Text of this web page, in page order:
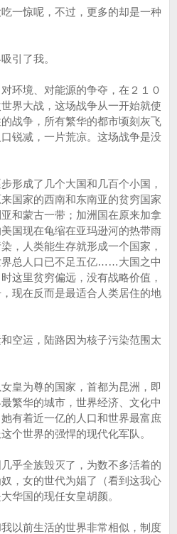
惊呢，不过，更多的却是一种
引了我。
境、对能源的争夺，在２１０
界大战，这场战争从一开始就使
战争，所有繁华的都市顷刻灰飞
锐减，一片荒凉。这场战争是没
成了几个大国和几百个小国，
国家的西南和东南亚的贫穷国家
和蒙古一带；加洲国在原来加拿
国现在龟缩在亚玛逊河的热带雨
，人类能生存就形成一个国家，
界总人口已不足五亿……大国之中
这里贫穷偏远，没有战略价值，
现在反而是最适合人类居住的地
运，陆路因为核子污染范围太
为尊的国家，首都为昆洲，即
繁华的城市，世界经济、文化中
有着近一亿的人口和世界最富庶
个世界的强悍的现代化军队。
全族毁灭了，为数不多活着的
，女的世代为娼了（看到这我心
华国的现任女皇胡颜。
前生活的世界非常相似，制度